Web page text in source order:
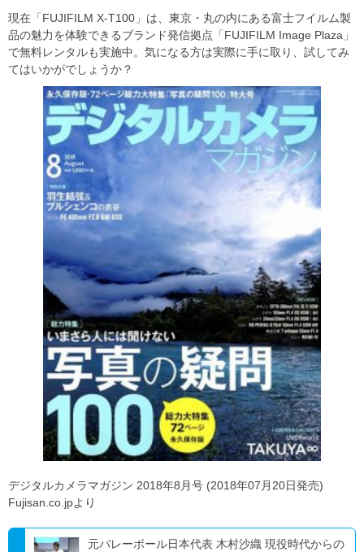
現在「FUJIFILM X-T100」は、東京・丸の内にある富士フイルム製
品の魅力を体験できるブランド発信拠点「FUJIFILM Image Plaza」
で無料レンタルも実施中。気になる方は実際に手に取り、試してみ
てはいかがでしょうか？
デジタルカメラマガジン 2018年8月号 (2018年07月20日発売)
Fujisan.co.jpより
元バレーボール日本代表 木村沙織 現役時代からの